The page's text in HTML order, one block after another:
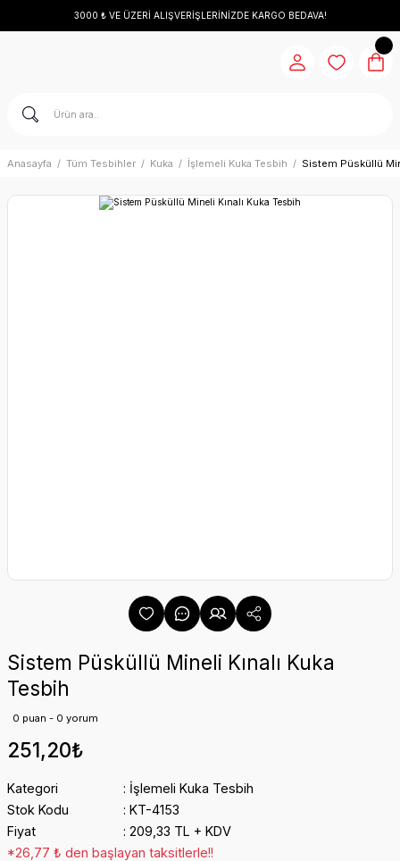
3000 ₺ VE ÜZERİ ALIŞVERİŞLERİNİZDE KARGO BEDAVA!
Anasayfa Tüm Tesbihler Kuka İşlemeli Kuka Tesbih Sistem Püsküllü
Sistem Püsküllü Mineli Kınalı Kuka
Tesbih
0 puan - 0 yorum
251,20₺
Kategori
İşlemeli Kuka Tesbih
Stok Kodu
KT-4153
Fiyat
209,33 TL + KDV
*26,77 ₺ den başlayan taksitlerle!!